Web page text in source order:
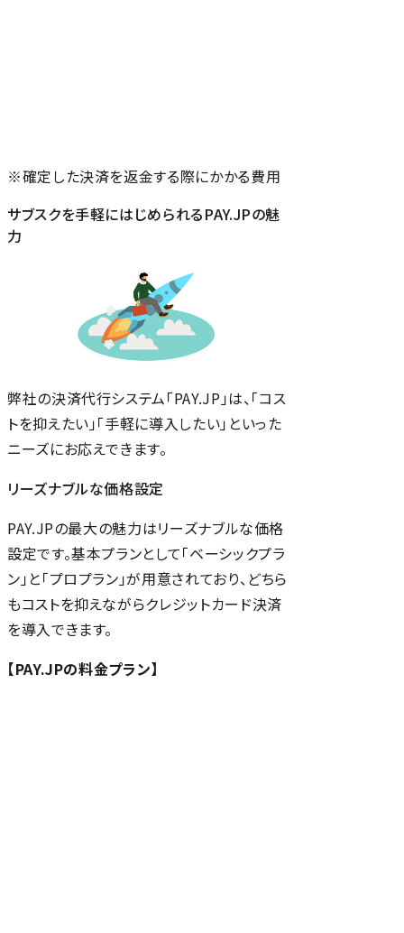
※確定した決済を返金する際にかかる費用
サブスクを手軽にはじめられるPAY.JPの魅
力
弊社の決済代行システム「PAY.JP」は、「コス
トを抑えたい」「手軽に導入したい」といった
ニーズにお応えできます。
リーズナブルな価格設定
PAY.JPの最大の魅力はリーズナブルな価格
設定です。基本プランとして「ベーシックプラ
ン」と「プロプラン」が用意されており、どちら
もコストを抑えながらクレジットカード決済
を導入できます。
【PAY.JPの料金プラン】